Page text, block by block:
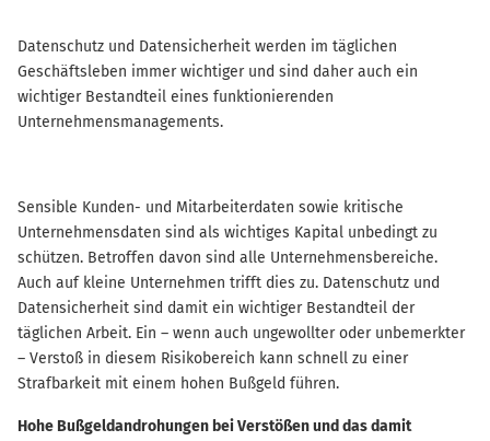
Datenschutz und Datensicherheit werden im täglichen
Geschäftsleben immer wichtiger und sind daher auch ein
wichtiger Bestandteil eines funktionierenden
Unternehmensmanagements.
Sensible Kunden- und Mitarbeiterdaten sowie kritische
Unternehmensdaten sind als wichtiges Kapital unbedingt zu
schützen. Betroffen davon sind alle Unternehmensbereiche.
Auch auf kleine Unternehmen trifft dies zu. Datenschutz und
Datensicherheit sind damit ein wichtiger Bestandteil der
täglichen Arbeit. Ein – wenn auch ungewollter oder unbemerkter
– Verstoß in diesem Risikobereich kann schnell zu einer
Strafbarkeit mit einem hohen Bußgeld führen.
Hohe Bußgeldandrohungen bei Verstößen und das damit